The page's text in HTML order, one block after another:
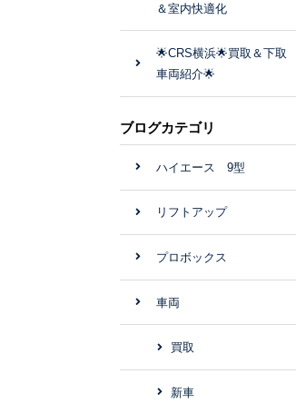
＆室内快適化
🌟CRS横浜🌟買取＆下取
車両紹介🌟
ブログカテゴリ
ハイエース 9型
リフトアップ
プロボックス
車両
買取
新車